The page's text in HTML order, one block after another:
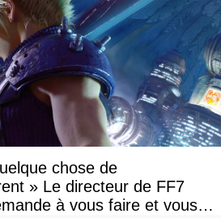
chose de
» Le directeur de FF7
à vous faire et vous